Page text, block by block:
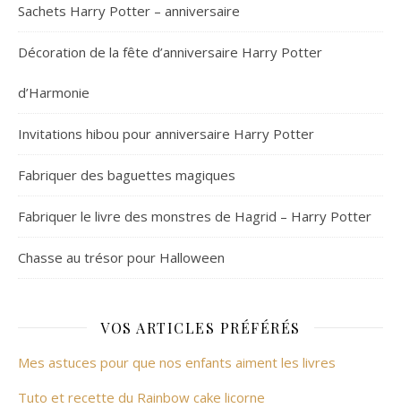
Sachets Harry Potter – anniversaire
Décoration de la fête d’anniversaire Harry Potter
d’Harmonie
Invitations hibou pour anniversaire Harry Potter
Fabriquer des baguettes magiques
Fabriquer le livre des monstres de Hagrid – Harry Potter
Chasse au trésor pour Halloween
VOS ARTICLES PRÉFÉRÉS
Mes astuces pour que nos enfants aiment les livres
Tuto et recette du Rainbow cake licorne